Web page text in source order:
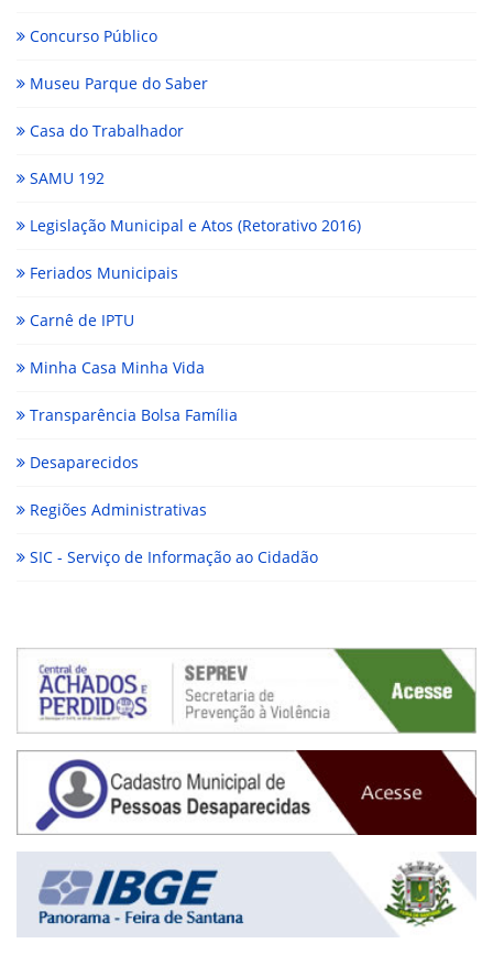
Concurso Público
Museu Parque do Saber
Casa do Trabalhador
SAMU 192
Legislação Municipal e Atos (Retorativo 2016)
Feriados Municipais
Carnê de IPTU
Minha Casa Minha Vida
Transparência Bolsa Família
Desaparecidos
Regiões Administrativas
SIC - Serviço de Informação ao Cidadão